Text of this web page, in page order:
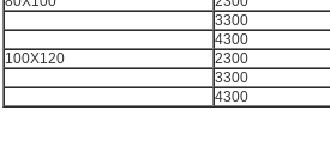
3300
4300
100X120
2300
3300
4300